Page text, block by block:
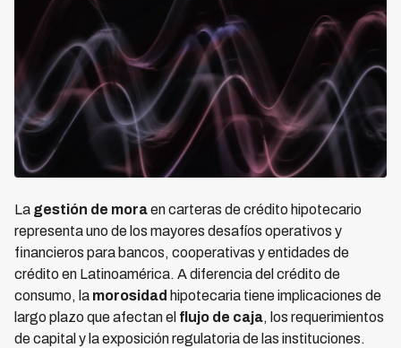
La gestión de moraen carteras de crédito hipotecario
representa uno de los mayores desafíos operativos y
financieros para bancos, cooperativas y entidades de
crédito en Latinoamérica. A diferencia del crédito de
consumo, la morosidad hipotecaria tiene implicaciones de
largo plazo que afectan el flujo de caja, los requerimientos
de capital y la exposición regulatoria de las instituciones.